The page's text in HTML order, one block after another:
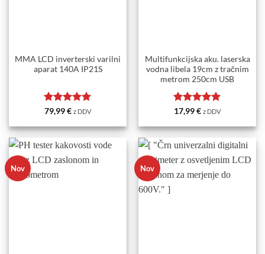
MMA LCD inverterski varilni
aparat 140A IP21S
Ocenjeno5
79,99€ z DDV
Multifunkcijska aku. laserska
vodna libela 19cm z tračnim
metrom 250cm USB
Ocenjeno5
17,99€ z DDV
Nov Nov